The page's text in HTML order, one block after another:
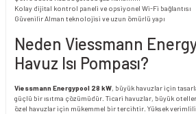
Kolay dijital kontrol paneli ve opsiyonel Wi-Fi bağlantısı
Güvenilir Alman teknolojisi ve uzun ömürlü yapı
Neden Viessmann
Havuz Isı Pompası?
Viessmann Energypool 28 kW, büyük havuzlar için
güçlü bir ısıtma çözümüdür. Ticari havuzlar, büyük
özel havuzlar için mükemmel bir tercihtir. Yüksek